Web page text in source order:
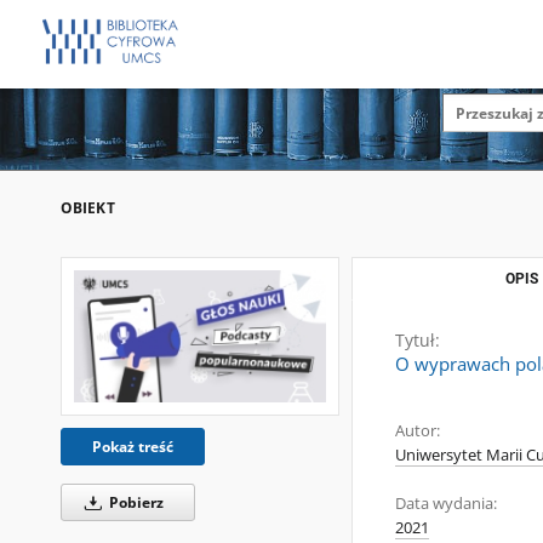
OBIEKT
Pokaż treść
Pobierz
OPIS
Tytuł:
O wyprawach
Autor:
Uniwersytet Marii
Data wydania:
2021